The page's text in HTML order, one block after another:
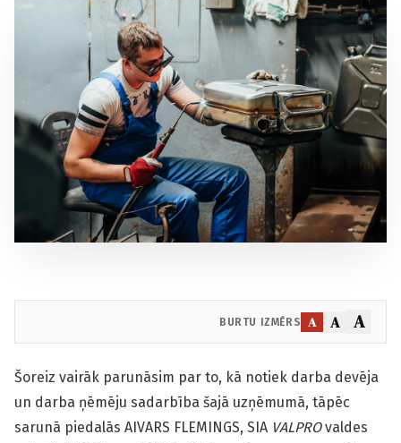
BURTU IZMĒRS A A A
Šoreiz vairāk parunāsim par to, kā notiek darba devēja
un darba ņēmēju sadarbība šajā uzņēmumā, tāpēc
sarunā piedalās AIVARS FLEMINGS, SIA VALPROvaldes